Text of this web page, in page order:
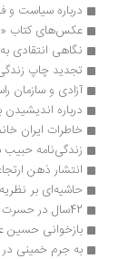
درباره سیاست و
عکس‌های کتاب
نگاهی انتقادی به
تجدید چاپ
آزادی و سازمان راسل در
درباره اندیشیدن با
خاطرات ایران خانم به
زندگی‌نامه‌ حبیب
انتشار ذهن ارتجاعی در 200 نسخه
حاشیه‌ای بر نظریه‌ی
بازخوانی حسین علی |
به جرم خمینی در